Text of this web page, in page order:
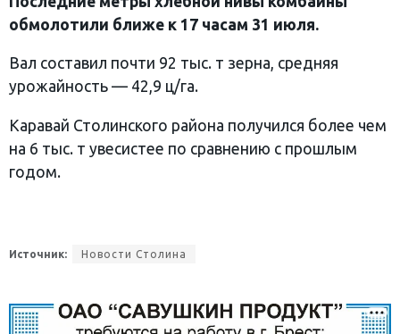
обмолотили ближе к 17 часам 31 июля.
Вал составил почти 92 тыс. т зерна, средняя
урожайность — 42,9 ц/га.
Каравай Столинского района получился более чем
на 6 тыс. т увесистее по сравнению с прошлым
годом.
Источник: Новости Столина